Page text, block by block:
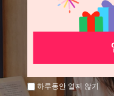
하루동안 열지 않기